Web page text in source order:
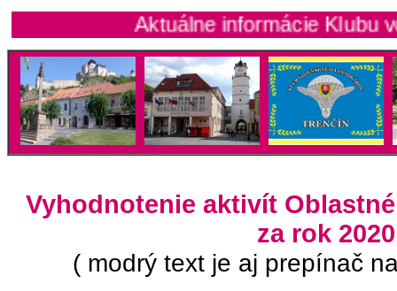
Aktuálne informácie Klubu
Vyhodnotenie aktivít
za rok 2020
( modrý text je aj prepínač